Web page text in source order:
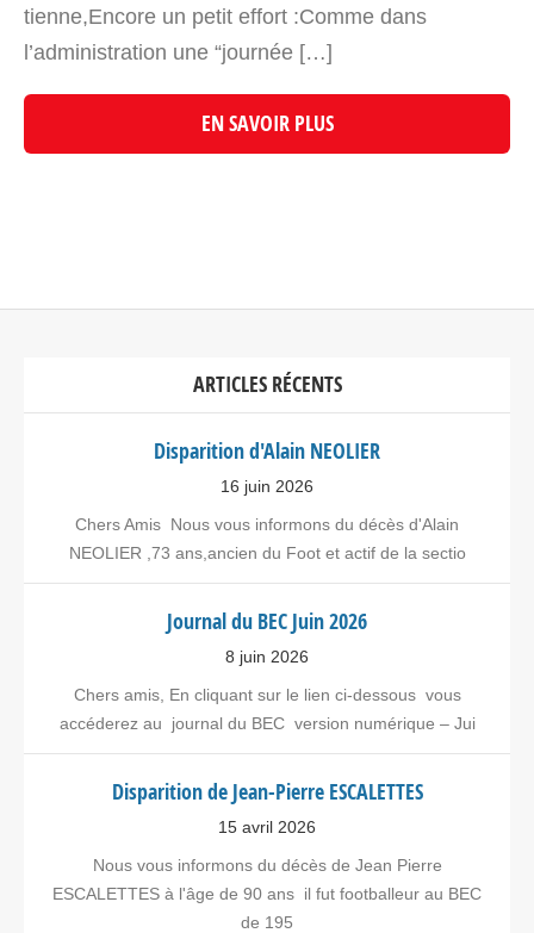
tienne,Encore un petit effort :Comme dans
l’administration une “journée […]
EN SAVOIR PLUS
ARTICLES RÉCENTS
Disparition d'Alain NEOLIER
16 juin 2026
Chers Amis Nous vous informons du décès d'Alain
NEOLIER ,73 ans,ancien du Foot et actif de la sectio
Journal du BEC Juin 2026
8 juin 2026
Chers amis, En cliquant sur le lien ci-dessous vous
accéderez au journal du BEC version numérique – Jui
Disparition de Jean-Pierre ESCALETTES
15 avril 2026
Nous vous informons du décès de Jean Pierre
ESCALETTES à l'âge de 90 ans il fut footballeur au BEC
de 195